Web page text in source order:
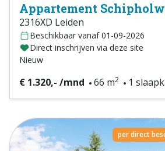
Appartement
2316XD Leiden
Beschikbaar vanaf 01-09-2026
Direct inschrijven via deze site
Nieuw
€ 1.320,- /mnd 66 m2 1
per direct